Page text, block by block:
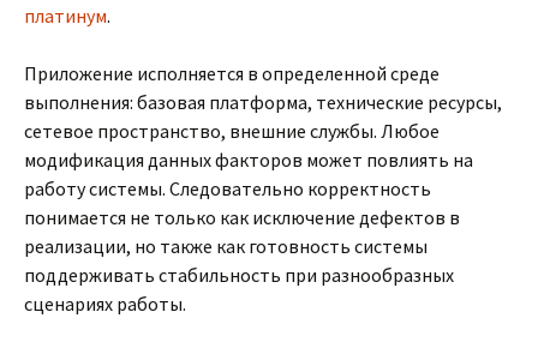
платинум.
Приложение исполняется в определенной среде
выполнения: базовая платформа, технические ресурсы,
сетевое пространство, внешние службы. Любое
модификация данных факторов может повлиять на
работу системы. Следовательно корректность
понимается не только как исключение дефектов в
реализации, но также как готовность системы
поддерживать стабильность при разнообразных
сценариях работы.